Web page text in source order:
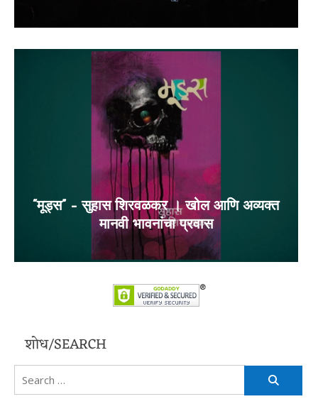
“मूड्स” – सुहास शिरवळकर । खोल आणि अव्यक्त
मानवी भावनांचा प्रवास
शोध/SEARCH
Search
for: